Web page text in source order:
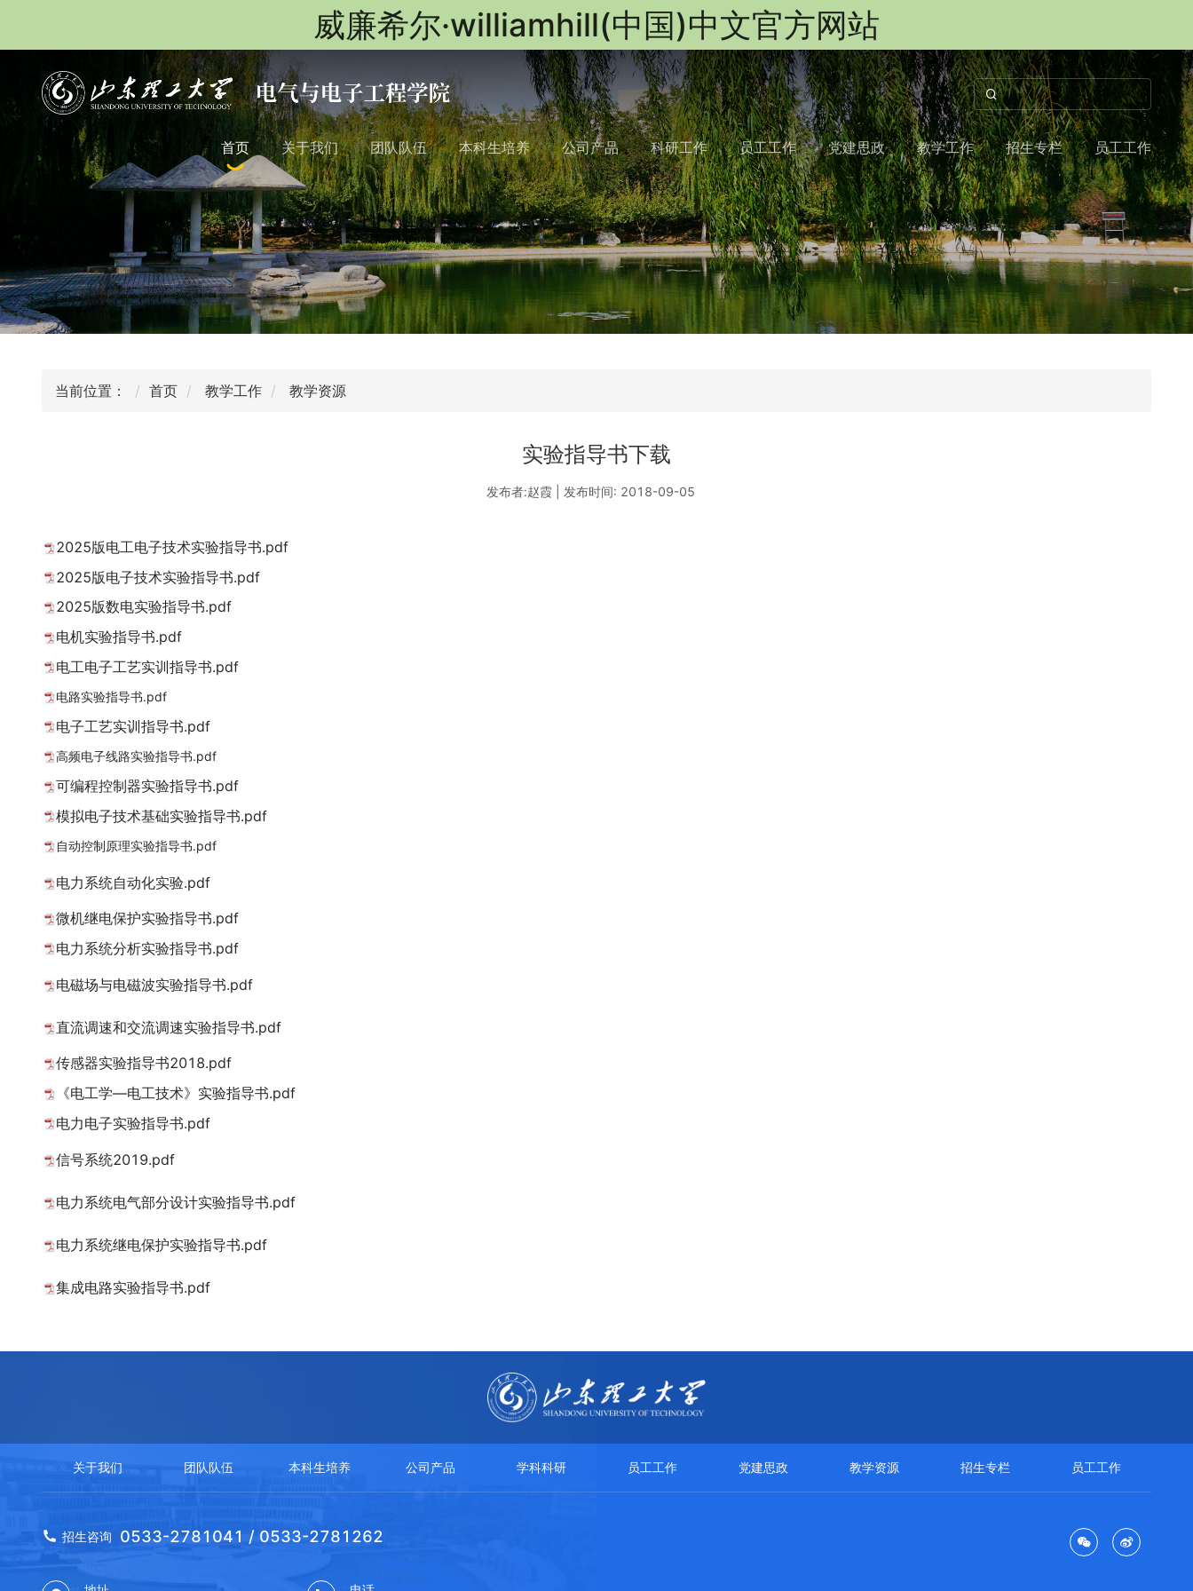
威廉希尔·williamhill(中国)中文官方网站
首页 关于我们 团队队伍 本科生培养 公司产品 科研工作 员工工作 党建思政 教学工作 招生专栏 员工工作
当前位置： 首页 教学工作 教学资源
实验指导书下载
发布者:赵霞 | 发布时间: 2018-09-05
2025版电工电子技术实验指导书.pdf
2025版电子技术实验指导书.pdf
2025版数电实验指导书.pdf
电机实验指导书.pdf
电工电子工艺实训指导书.pdf
电路实验指导书.pdf
电子工艺实训指导书.pdf
高频电子线路实验指导书.pdf
可编程控制器实验指导书.pdf
模拟电子技术基础实验指导书.pdf
自动控制原理实验指导书.pdf
电力系统自动化实验.pdf
微机继电保护实验指导书.pdf
电力系统分析实验指导书.pdf
电磁场与电磁波实验指导书.pdf
直流调速和交流调速实验指导书.pdf
传感器实验指导书2018.pdf
《电工学—电工技术》实验指导书.pdf
电力电子实验指导书.pdf
信号系统2019.pdf
电力系统电气部分设计实验指导书.pdf
电力系统继电保护实验指导书.pdf
集成电路实验指导书.pdf
关于我们 团队队伍 本科生培养 公司产品 学科科研 员工工作 党建思政 教学资源 招生专栏 员工工作
招生咨询 0533-2781041 / 0533-2781262